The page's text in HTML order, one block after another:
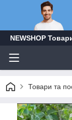
NEWSHOP
Товари та